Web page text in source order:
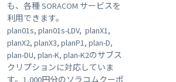
も、各種 SORACOM サービスを
利用できます。
plan01s, plan01s-LDV, planX1,
planX2, planX3, planP1, plan-D,
plan-DU, plan-K, plan-K2のサブス
クリプションに対応していま
す。1,000円分のソラコムクーポ